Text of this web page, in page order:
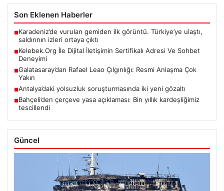
saldırının izleri ortaya çıktı
■Kelebek.Org İle Dijital İletişimin Sertifikalı Adresi Ve Sohbet
Deneyimi
■Galatasaray’dan Rafael Leao Çılgınlığı: Resmi Anlaşma Çok
Yakın
■Antalya’daki yolsuzluk soruşturmasında iki yeni gözaltı
Bahçeli’den çerçeve yasa açıklaması: Bin yıllık kardeşliğimiz
tescillendi
Güncel
Karadeniz’de vurulan gemiden ilk görüntü. Türkiye’ye ulaştı,
saldırının izleri ortaya çıktı